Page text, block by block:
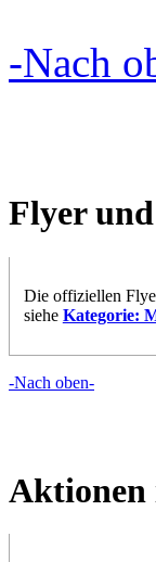
-Nach
Flyer
Die offiziellen
siehe Kategorie:
-Nach oben-
Aktionen